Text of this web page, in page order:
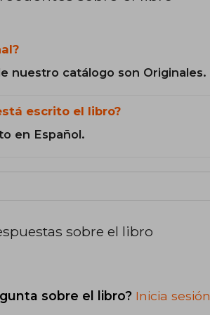
nuestro catálogo son Originales.
escrito el libro?
en Español.
sobre el libro
sobre el libro? Inicia sesión